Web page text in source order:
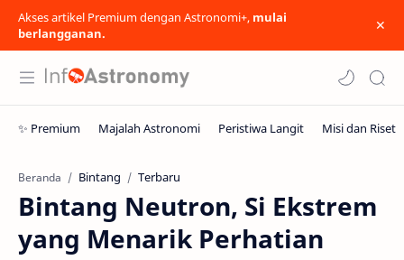
Akses artikel Premium dengan Astronomi+, mulai
berlangganan.
Beranda Bintang Terbaru
Bintang Neutron, Si Ekstrem
yang Menarik Perhatian